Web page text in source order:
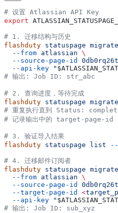
# 设置 Atlassian API Key
export
# 1. 迁移结构与历史
flashduty statuspage migrate
  --from
atlassian \
  --source-page-id
  --api-key
"
# 输出: Job ID: str_abc
# 2. 查询进度，等待完成
flashduty statuspage migrate
# 重复执行直到 Status:
# 记录输出中的 target-page-id
# 3. 验证导入结果
flashduty statuspage list
# 4. 迁移邮件订阅者
flashduty statuspage migrate
  --from
atlassian \
  --source-page-id
  --target-page-id
<
  --api-key
"
# 输出: Job ID: sub_xyz